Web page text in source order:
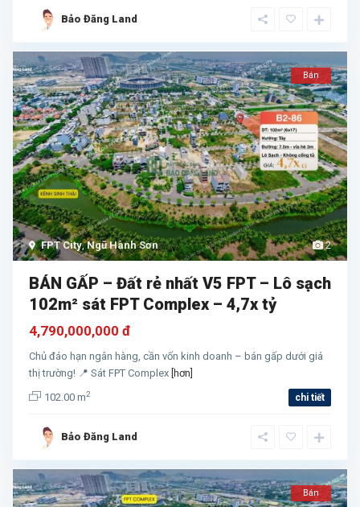
Bảo Đăng Land
2
FPT City,Ngũ Hành Sơn
Bán
BÁN GẤP – Đất rẻ nhất V5 FPT – Lô sạch
102m² sát FPT Complex – 4,7x tỷ
4,790,000,000 đ
Chủ đáo hạn ngân hàng, cần vốn kinh doanh – bán gấp dưới giá
thị trường! 📍 Sát FPT Complex [hơn]
102.00 m2 chi tiết
Bảo Đăng Land
Bán